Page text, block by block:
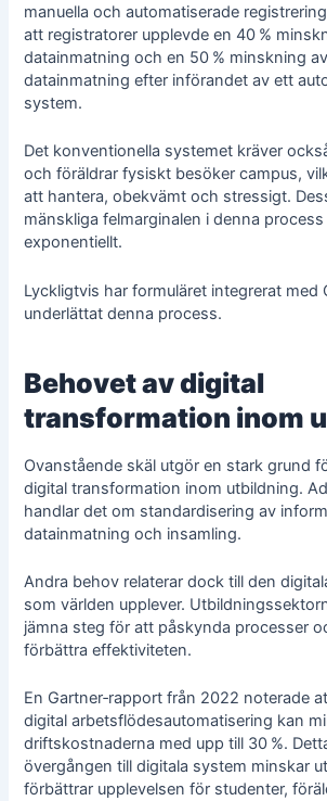
manuella och automatiserade
att registratorer upplevde en 40 %
datainmatning och en 50 % minskning
datainmatning efter införandet av ett
system.
Det konventionella systemet kräver
och föräldrar fysiskt besöker campus,
att hantera, obekvämt och stressigt.
mänskliga felmarginalen i denna
exponentiellt.
Lyckligtvis har formuläret integrerat med
underlättat denna process.
Behovet av digital
transformation inom
Ovanstående skäl utgör en stark grund
digital transformation inom utbildning.
handlar det om standardisering av
datainmatning och insamling.
Andra behov relaterar dock till den
som världen upplever.
jämna steg för att påskynda processer
förbättra effektiviteten.
En Gartner‑rapport från 2022 noterade
digital arbetsflödesautomatisering kan
driftskostnaderna med upp till 30 %.
övergången till digitala system minskar
förbättrar upplevelsen för studenter,